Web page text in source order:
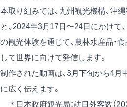
本取り組みでは、九州観光機構、沖
と、2024年3月17日〜24日にかけて
の観光体験を通じて、農林水産品・
して世界に向けて発信します。
制作された動画は、3月下旬から4
に広く伝えます。
＊ 日本政府観光局：訪日外客数（